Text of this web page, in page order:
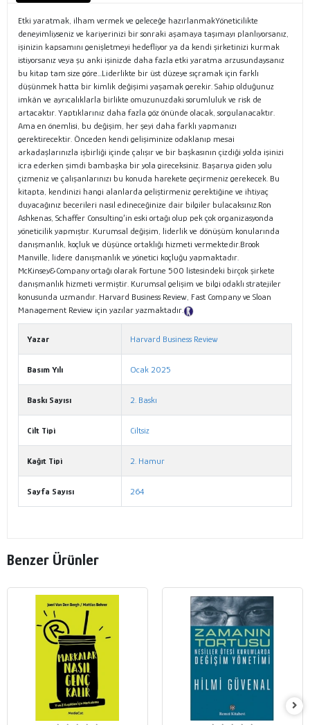
Etki yaratmak, ilham vermek ve geleceğe hazırlanmakYöneticilikte
deneyimliyseniz ve kariyerinizi bir sonraki aşamaya taşımayı planlıyorsanız,
işinizin kapsamını genişletmeyi hedefliyor ya da kendi şirketinizi kurmak
istiyorsanız veya şu anki işinizde daha fazla etki yaratma arzusundaysanız
bu kitap tam size göre...Liderlikte bir üst düzeye sıçramak için farklı
düşünmek hatta bir kimlik değişimi yaşamak gerekir. Sahip olduğunuz
imkân ve ayrıcalıklarla birlikte omuzunuzdaki sorumluluk ve risk de
artacaktır. Yaptıklarınız daha fazla göz önünde olacak, sorgulanacaktır.
Ama en önemlisi, bu değişim, her şeyi daha farklı yapmanızı
gerektirecektir. Önceden kendi gelişiminize odaklanıp mesai
arkadaşlarınızla işbirliği içinde çalışır ve bir başkasının çizdiği yolda işinizi
icra ederken şimdi bambaşka bir yola gireceksiniz. Başarıya giden yolu
çizmeniz ve çalışanlarınızı bu konuda harekete geçirmeniz gerekecek. Bu
kitapta, kendinizi hangi alanlarda geliştirmeniz gerektiğine ve ihtiyaç
duyacağınız becerileri nasıl edineceğinize dair bilgiler bulacaksınız.Ron
Ashkenas, Schaffer Consulting’in eski ortağı olup pek çok organizasyonda
yöneticilik yapmıştır. Kurumsal değişim, liderlik ve dönüşüm konularında
danışmanlık, koçluk ve düşünce ortaklığı hizmeti vermektedir.Brook
Manville, lidere danışmanlık ve yönetici koçluğu yapmaktadır.
McKinsey&Company ortağı olarak Fortune 500 listesindeki birçok şirkete
danışmanlık hizmeti vermiştir. Kurumsal gelişim ve bilgi odaklı stratejiler
konusunda uzmandır. Harvard Business Review, Fast Company ve Sloan
Management Review için yazılar yazmaktadır.
Yazar Harvard Business Review
Basım Yılı Ocak 2025
Baskı Sayısı 2. Baskı
Cilt Tipi Ciltsiz
Kağıt Tipi 2. Hamur
Sayfa Sayısı 264
Benzer Ürünler